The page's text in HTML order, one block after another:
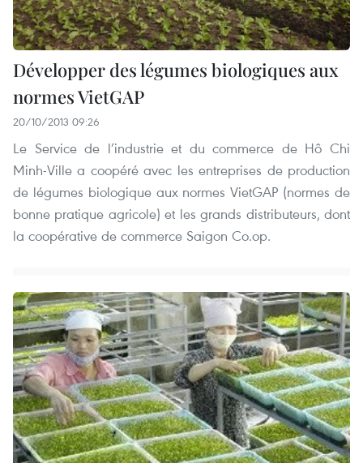
Développer des légumes biologiques aux
normes VietGAP
20/10/2013 09:26
Le Service de l’industrie et du commerce de Hô Chi
Minh-Ville a coopéré avec les entreprises de production
de légumes biologique aux normes VietGAP (normes de
bonne pratique agricole) et les grands distributeurs, dont
la coopérative de commerce Saigon Co.op.